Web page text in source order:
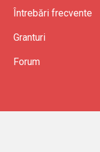
Întrebări frecvente
Granturi
Forum